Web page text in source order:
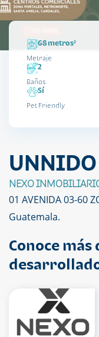
68 metros²
Metraje
2
Baños
Sí
Pet Friendly
UNNIDO
NEXO
01 AVENIDA 03-60
Guatemala.
Conoce más